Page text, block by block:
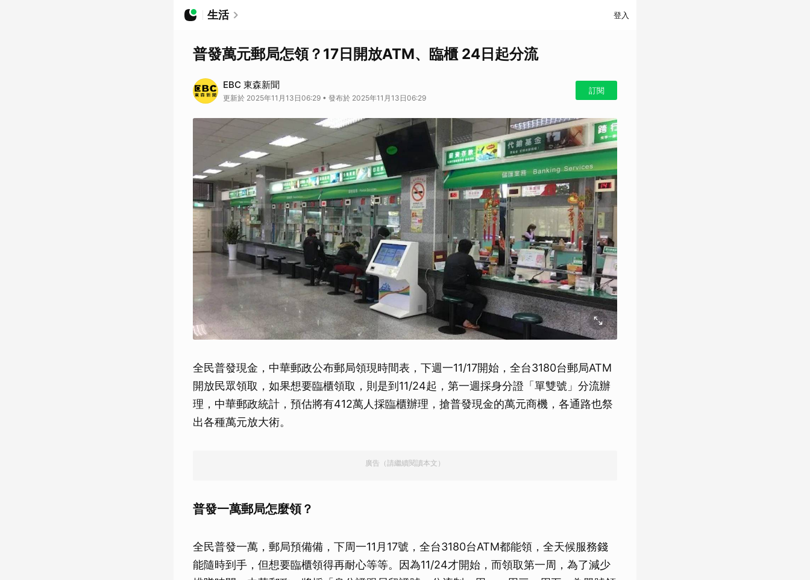
生活 登入
普發萬元郵局怎領？17日開放ATM、臨櫃 24日起分流
EBC 東森新聞
更新於 2025年11月13日06:29 • 發布於 2025年11月13日06:29
訂閱
全民普發現金，中華郵政公布郵局領現時間表，下週一11/17開始，全台3180台郵局ATM
開放民眾領取，如果想要臨櫃領取，則是到11/24起，第一週採身分證「單雙號」分流辦
理，中華郵政統計，預估將有412萬人採臨櫃辦理，搶普發現金的萬元商機，各通路也祭
出各種萬元放大術。
廣告（請繼續閱讀本文）
普發一萬郵局怎麼領？
全民普發一萬，郵局預備備，下周一11月17號，全台3180台ATM都能領，全天候服務錢
能隨時到手，但想要臨櫃領得再耐心等等。因為11/24才開始，而領取第一周，為了減少